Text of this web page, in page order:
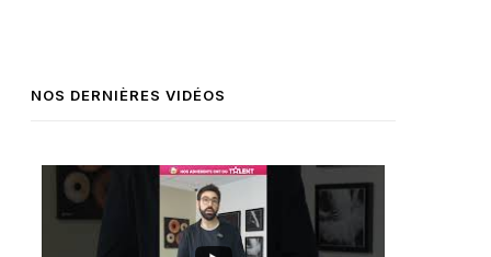
NOS DERNIÈRES VIDÉOS